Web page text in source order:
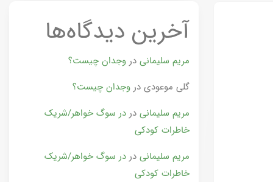
آخرین دیدگاه‌ها
مریم سلیمانی دروجدان چیست؟
گلی موعودی دروجدان چیست؟
مریم سلیمانی دردر سوگ خواهر/شریک
خاطرات کودکی
مریم سلیمانی دردر سوگ خواهر/شریک
خاطرات کودکی